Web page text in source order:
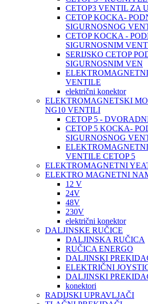
CETOP3 VENTIL ZA
CETOP KOCKA-
SIGURNOSNOG
CETOP KOCKA -
SIGURNOSNIM
SERIJSKO CETOP
SIGURNOSNIM VEN
VENTILE
električni konektor
ELEKTROMAGNETSKI
NG10 VENTILI
CETOP 5 -
CETOP 5 KOCKA-
SIGURNOSNOG
VENTILE CETOP 5
ELEKTROMAGNETNI
ELEKTRO MAGNETNI
12 V
24V
48V
230V
električni konektor
DALJINSKE RUČICE
DALJINSKA RUČICA
RUČICA ENERGO
DALJINSKI
ELEKTRIČNI
DALJINSKI
konektori
RADIJSKI UPRAVLJAČI